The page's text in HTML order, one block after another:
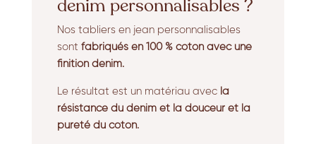
denim personnalisables ?
Nos tabliers en jean personnalisables
sont fabriqués en 100 % coton avec une
finition denim.
Le résultat est un matériau avec la
résistance du denim et la douceur et la
pureté du coton.